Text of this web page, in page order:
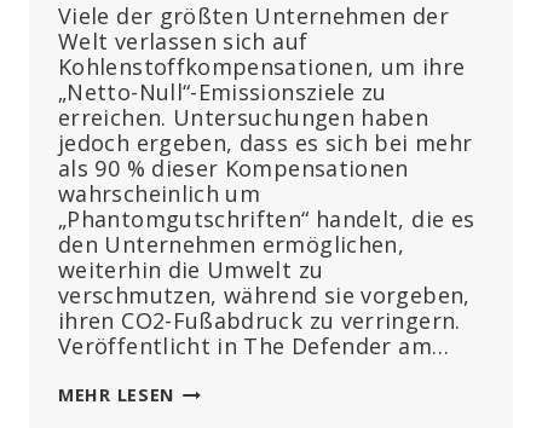
Viele der größten Unternehmen der
Welt verlassen sich auf
Kohlenstoffkompensationen, um ihre
„Netto-Null“-Emissionsziele zu
erreichen. Untersuchungen haben
jedoch ergeben, dass es sich bei mehr
als 90 % dieser Kompensationen
wahrscheinlich um
„Phantomgutschriften“ handelt, die es
den Unternehmen ermöglichen,
weiterhin die Umwelt zu
verschmutzen, während sie vorgeben,
ihren CO2-Fußabdruck zu verringern.
Veröffentlicht in The Defender am…
MEHR LESEN CARBON